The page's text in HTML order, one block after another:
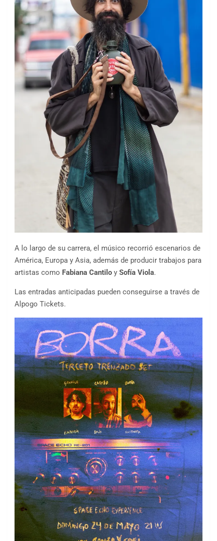
A lo largo de su carrera, el músico recorrió escenarios de
América, Europa y Asia, además de producir trabajos para
artistas como Fabiana Cantilo y Sofía Viola.
Las entradas anticipadas pueden conseguirse a través de
Alpogo Tickets.